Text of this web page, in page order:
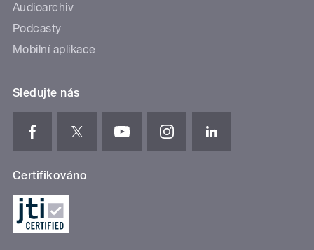
Audioarchiv
Podcasty
Mobilní aplikace
Sledujte nás
Certifikováno